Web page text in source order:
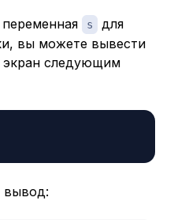
s
для
вы можете вывести
экран следующим
вывод: